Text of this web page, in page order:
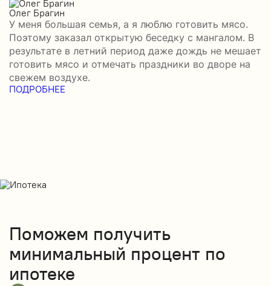
Олег Брагин
У меня большая семья, а я люблю готовить мясо.
Поэтому заказал открытую беседку с мангалом. В
результате в летний период даже дождь не мешает
готовить мясо и отмечать праздники во дворе на
свежем воздухе.
ПОДРОБНЕЕ
Поможем получить
минимальный процент по
ипотеке